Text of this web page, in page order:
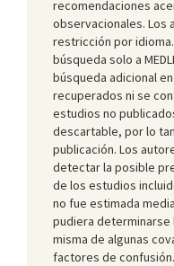
recomendaciones
observacionales. Los
restricción por
búsqueda solo a
búsqueda adicional
recuperados ni se
estudios no
descartable, por lo
publicación. Los
detectar la posible
de los estudios
no fue estimada
pudiera determinarse
misma de algunas
factores de confusión.